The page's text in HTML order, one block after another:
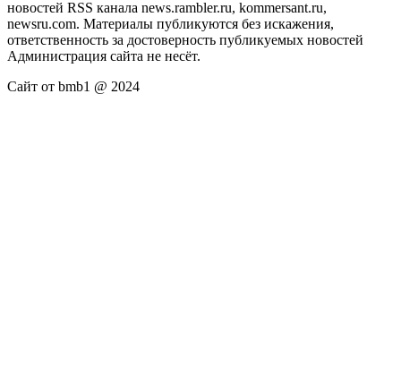
новостей RSS канала news.rambler.ru, kommersant.ru,
newsru.com. Материалы публикуются без искажения,
ответственность за достоверность публикуемых новостей
Администрация сайта не несёт.
Сайт от bmb1 @ 2024